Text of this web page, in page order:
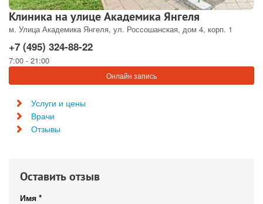
Клиника на улице Академика Янгеля
м. Улица Академика Янгеля, ул. Россошанская, дом 4, корп. 1
+7 (495) 324-88-22
7:00 - 21:00
Онлайн запись
Услуги и цены
Врачи
Отзывы
Оставить отзыв
Имя *